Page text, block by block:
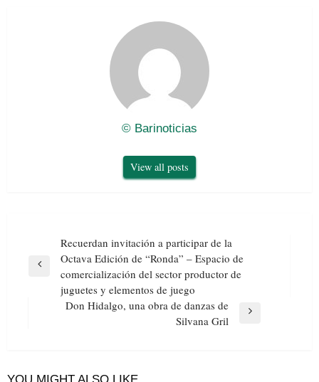
© Barinoticias
View all posts
Navegación
entradas
Previous
Recuerdan invitación a participar de la
Octava Edición de “Ronda” – Espacio de
comercialización del sector productor de
juguetes y elementos de juego
Don Hidalgo, una obra de danzas de
Silvana Gril
YOU MIGHT ALSO LIKE